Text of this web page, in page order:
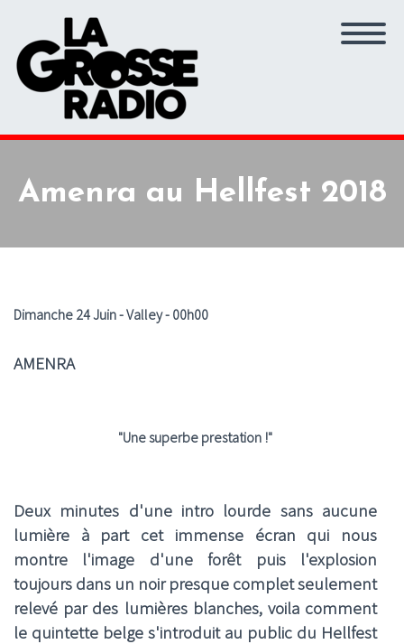
Amenra au Hellfest 2018
Dimanche 24 Juin - Valley - 00h00
AMENRA
"Une superbe prestation !"
Deux minutes d'une intro lourde sans aucune
lumière à part cet immense écran qui nous
montre l'image d'une forêt puis l'explosion
toujours dans un noir presque complet seulement
relevé par des lumières blanches, voila comment
le quintette belge s'introduit au public du Hellfest